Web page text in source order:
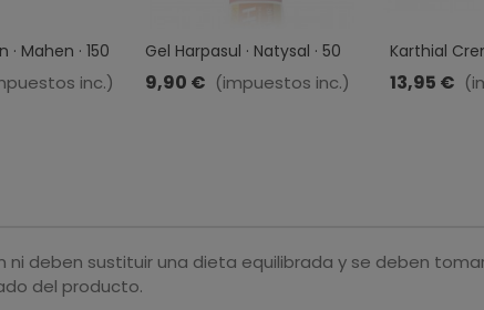
Mahen · 150
inc.)
Gel Harpasul · Natysal · 50
Ml
9,90 € (impuestos inc.)
Karthial
100 Ml
13,95 €
deben sustituir una dieta equilibrada y se deben
del producto.